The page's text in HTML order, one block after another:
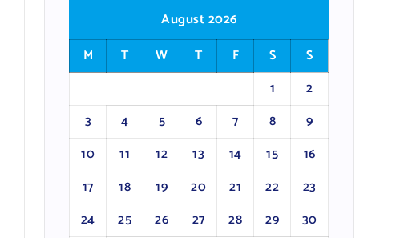
August 2026
M
T W T F S
S
1
2
3
4 5 6 7 8
9
10
11 12 13 14 15
16
17
18 19 20 21 22
23
24
25 26 27 28 29
30